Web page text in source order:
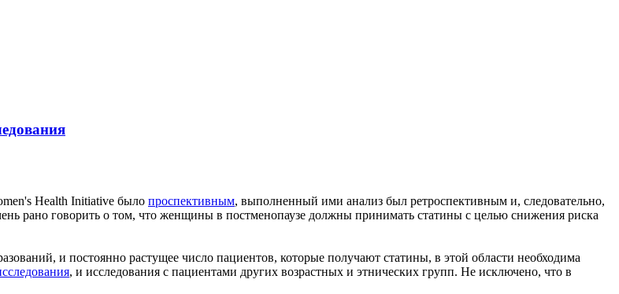
Health Initiative было проспективным, выполненный ими анализ был ретроспективным и, следовательно,
рано говорить о том, что женщины в постменопаузе должны принимать статины с целью снижения риска
и постоянно растущее число пациентов, которые получают статины, в этой области необходима
, и исследования с пациентами других возрастных и этнических групп. Не исключено, что в